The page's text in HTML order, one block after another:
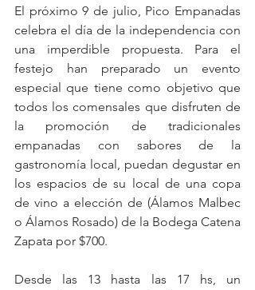
El próximo 9 de julio, Pico Empanadas
celebra el día de la independencia con
una imperdible propuesta. Para el
festejo han preparado un evento
especial que tiene como objetivo que
todos los comensales que disfruten de
la promoción de tradicionales
empanadas con sabores de la
gastronomía local, puedan degustar en
los espacios de su local de una copa
de vino a elección de (Álamos Malbec
o Álamos Rosado) de la Bodega Catena
Zapata por $700.
Desde las 13 hasta las 17 hs, un